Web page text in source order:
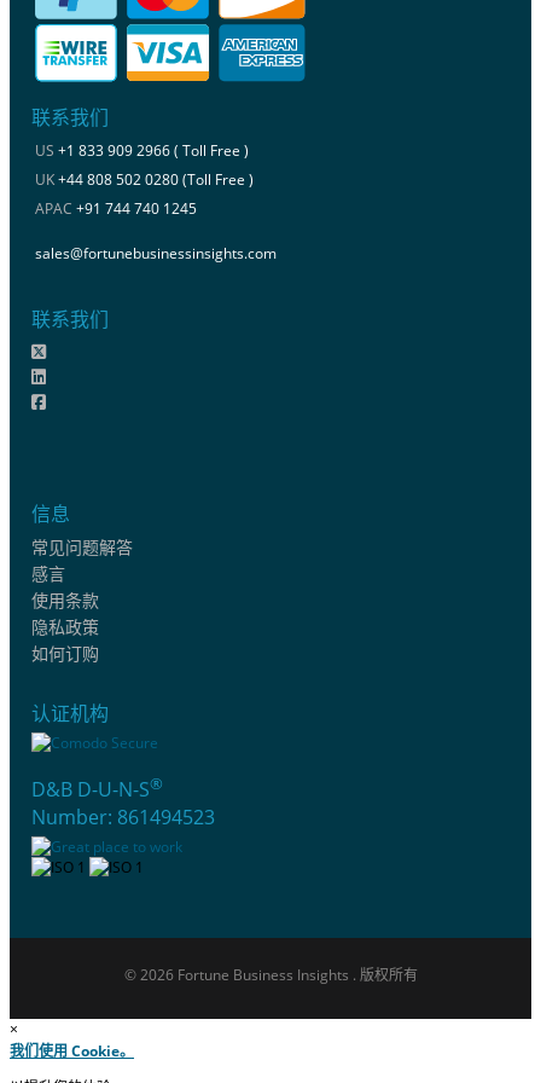
联系我们
US +1 833 909 2966 ( Toll Free )
UK+44 808 502 0280 (Toll Free )
APAC +91 744 740 1245
sales@fortunebusinessinsights.com
联系我们
信息
常见问题解答
感言
使用条款
隐私政策
如何订购
认证机构
D&B D-U-N-S®
Number: 861494523
© 2026 Fortune Business Insights . 版权所有
×
我们使用 Cookie。